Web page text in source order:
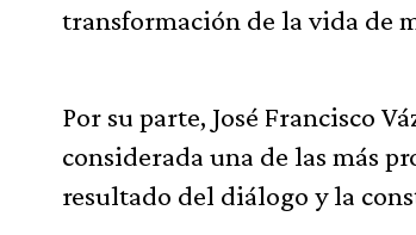
transformación de la vida de
Por su parte, José Francisco
considerada una de las más
resultado del diálogo y la